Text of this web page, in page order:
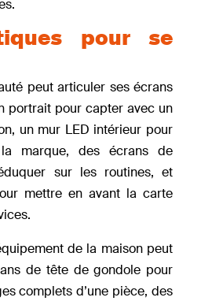
pour se
peut articuler ses écrans
portrait pour capter avec un
un mur LED intérieur pour
la marque, des écrans de
sur les routines, et
mettre en avant la carte
de la maison peut
de tête de gondole pour
complets d’une pièce, des